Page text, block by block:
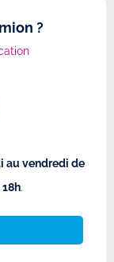
?
au vendredi de
.